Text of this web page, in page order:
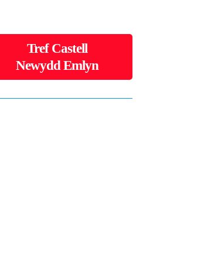
Tref Castell
Newydd Emlyn